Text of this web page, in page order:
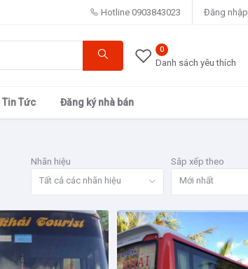
Hotline 0903843023 Đăng nhập
0
Danh sách yêu thích
Tin Tức Đăng ký nhà bán
Nhãn hiệu
Tất cả các nhãn hiệu
Sắp xếp theo
Mới nhất